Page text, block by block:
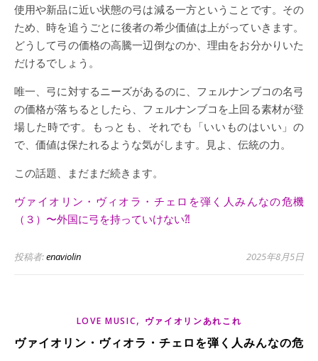
使用や新品に近い状態の弓は減る一方ということです。その
ため、時を追うごとに後者の希少価値は上がっていきます。
どうして弓の価格の高騰一辺倒なのか、理由をお分かりいた
だけるでしょう。
唯一、弓に対するニーズがあるのに、フェルナンブコの名弓
の価格が落ちるとしたら、フェルナンブコを上回る素材が登
場した時です。もっとも、それでも「いいものはいい」の
で、価値は保たれるような気がします。見よ、伝統の力。
この話題、まだまだ続きます。
ヴァイオリン・ヴィオラ・チェロを弾く人みんなの危機
（３）〜外国に弓を持っていけない⁈
投稿者:enaviolin 2025年8月5日
LOVE MUSIC, ヴァイオリンあれこれ
ヴァイオリン・ヴィオラ・チェロを弾く人みんなの危